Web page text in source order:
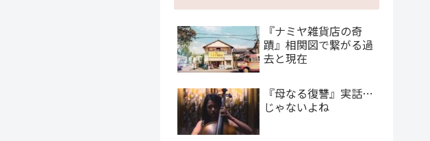
『ナミヤ雑貨店の奇
蹟』相関図で繋がる過
去と現在
『母なる復讐』実話…
じゃないよね